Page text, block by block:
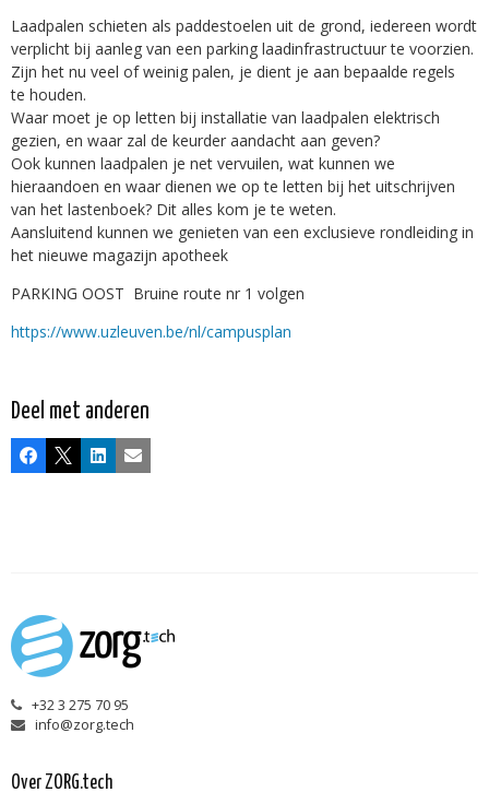
Laadpalen schieten als paddestoelen uit de grond, iedereen wordt
verplicht bij aanleg van een parking laadinfrastructuur te voorzien.
Zijn het nu veel of weinig palen, je dient je aan bepaalde regels
te houden.
Waar moet je op letten bij installatie van laadpalen elektrisch
gezien, en waar zal de keurder aandacht aan geven?
Ook kunnen laadpalen je net vervuilen, wat kunnen we
hieraandoen en waar dienen we op te letten bij het uitschrijven
van het lastenboek? Dit alles kom je te weten.
Aansluitend kunnen we genieten van een exclusieve rondleiding in
het nieuwe magazijn apotheek
PARKING OOST Bruine route nr 1 volgen
https://www.uzleuven.be/nl/campusplan
Deel met anderen
Facebook
X LinkedInE-mail
+32 3 275 70 95
info@zorg.tech
Over ZORG.tech